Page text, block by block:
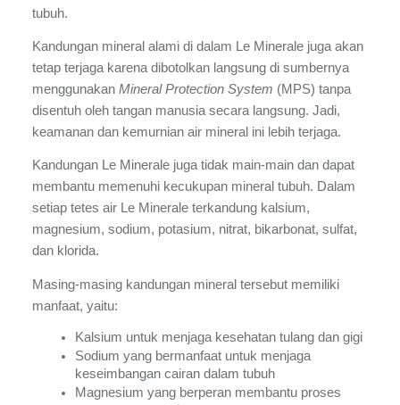
tubuh.
Kandungan mineral alami di dalam Le Minerale juga akan
tetap terjaga karena dibotolkan langsung di sumbernya
menggunakan Mineral Protection System (MPS) tanpa
disentuh oleh tangan manusia secara langsung. Jadi,
keamanan dan kemurnian air mineral ini lebih terjaga.
Kandungan Le Minerale juga tidak main-main dan dapat
membantu memenuhi kecukupan mineral tubuh. Dalam
setiap tetes air Le Minerale terkandung kalsium,
magnesium, sodium, potasium, nitrat, bikarbonat, sulfat,
dan klorida.
Masing-masing kandungan mineral tersebut memiliki
manfaat, yaitu:
Kalsium untuk menjaga kesehatan tulang dan gigi
Sodium yang bermanfaat untuk menjaga
keseimbangan cairan dalam tubuh
Magnesium yang berperan membantu proses